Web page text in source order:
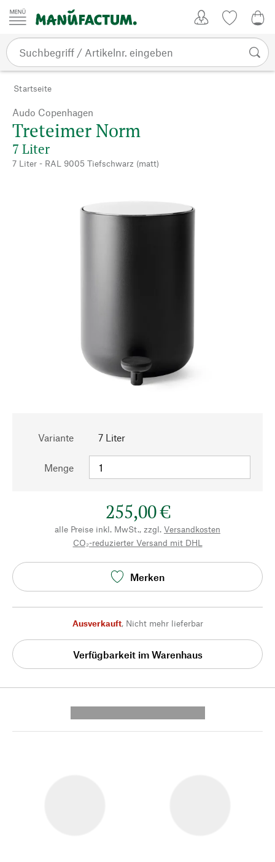
Zum Inhalt springen
Startseite
Audo Copenhagen
Treteimer Norm
7 Liter
7 Liter - RAL 9005 Tiefschwarz (matt)
Variante 7 Liter
Menge
255,00 €
alle Preise inkl. MwSt., zzgl. Versandkosten
CO₂-reduzierter Versand mit DHL
Merken
Ausverkauft, Nicht mehr lieferbar
Verfügbarkeit im Warenhaus